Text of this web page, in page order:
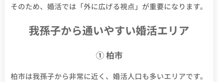
そのため、婚活では「外に広げる視点」が重要になります。
我孫子から通いやすい婚活エリア
① 柏市
柏市は我孫子から非常に近く、婚活人口も多いエリアです。